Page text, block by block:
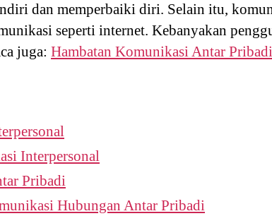
dan memperbaiki diri. Selain itu,
seperti internet. Kebanyakan
juga: Hambatan Komunikasi Antar Pribadi
Interpersonal
Pribadi
Hubungan Antar Pribadi